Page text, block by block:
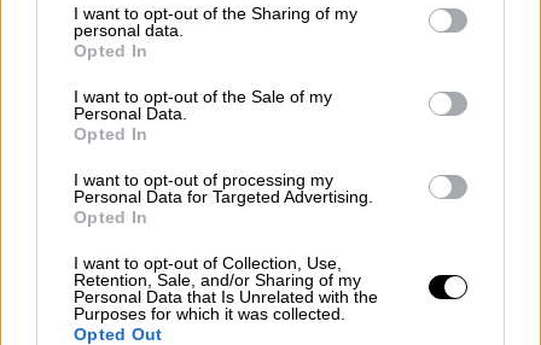
not limited to your visit or usage behaviour. You may click to
grant or deny consent to Google and its third-party tags to
use your data for below specified purposes in below Google
consent section.
I want to opt-out of the Sharing of my
personal data.
Opted In
I want to opt-out of the Sale of my
Personal Data.
Opted In
I want to opt-out of processing my
Personal Data for Targeted Advertising.
Opted In
I want to opt-out of Collection, Use,
Retention, Sale, and/or Sharing of my
Personal Data that Is Unrelated with the
Purposes for which it was collected.
Opted Out
«Με εντυπωσίασε πως ο Ρίτσαρντ
αντιμετώπισε τις δυσκολίες και πώς τις
πρεμιέρα της ταινίας στο Φεστιβάλ SXSW
του Τέξας τον Μάρτιο. «Νομίζω ότι δεν θα
έπρεπε καν να είναι ζωντανός, πόσο μάλλον
επιτυχημένος. Σκέφτηκα, «Θεέ μου, είναι και
Μεξικανο-αμερικανός, όπως και εγώ!» και
είπα «Πρέπει να αποκαλύψω αυτή την
ιστορία!».